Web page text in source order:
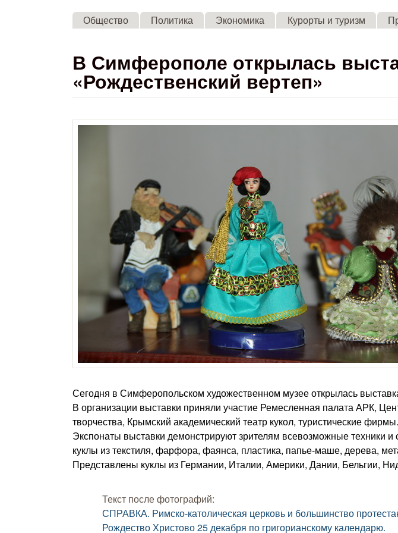
Skip to main
Общество Политика Экономика Курорты и туризм
В Симферополе открылась
«Рождественский вертеп»
Сегодня в Симферопольском художественном музее открылась
В организации выставки приняли участие Ремесленная палата АРК,
творчества, Крымский академический театр кукол, туристические фирмы.
Экспонаты выставки демонстрируют зрителям всевозможные техники и
куклы из текстиля, фарфора, фаянса, пластика, папье-маше, дерева,
Представлены куклы из Германии, Италии, Америки, Дании, Бельгии,
Текст после фотографий:
СПРАВКА. Римско-католическая церковь и большинство
Рождество Христово 25 декабря по григорианскому календарю.